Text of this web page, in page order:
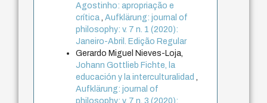
Agostinho: apropriação e
crítica ,Aufklärung: journal of
philosophy: v. 7 n. 1 (2020):
Janeiro-Abril. Edição Regular
Gerardo Miguel Nieves-Loja,
Johann Gottlieb Fichte, la
educación y la interculturalidad
Aufklärung: journal of
philosophy: v. 7 n. 3 (2020):